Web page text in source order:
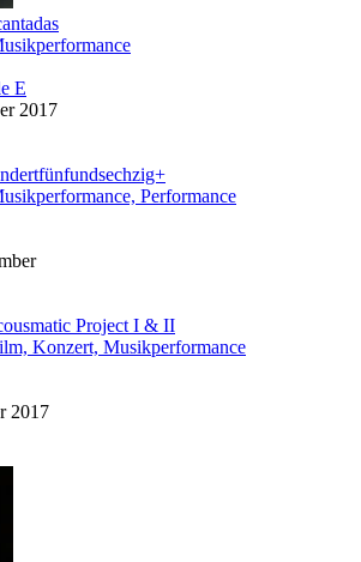
E
2017
Performance
Project I & II
Konzert, Musikperformance
2017